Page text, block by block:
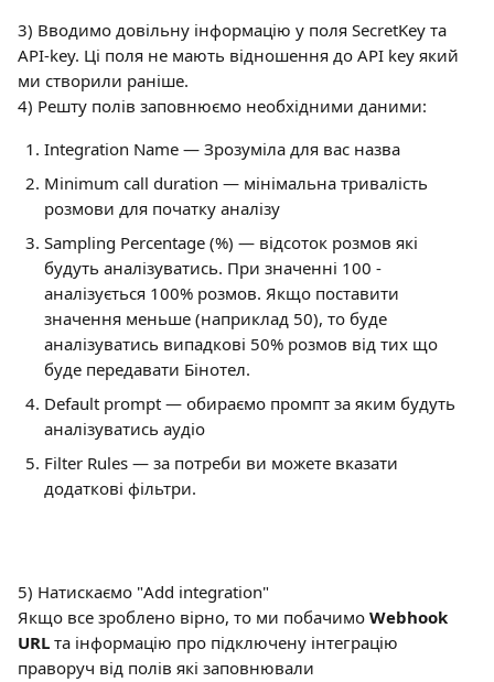
3) Вводимо довільну інформацію у поля SecretKey та
API-key. Ці поля не мають відношення до API key який
ми створили раніше.
4) Решту полів заповнюємо необхідними даними:
Integration Name — Зрозуміла для вас назва
Minimum call duration — мінімальна тривалість
розмови для початку аналізу
Sampling Percentage (%) — відсоток розмов які
будуть аналізуватись. При значенні 100 -
аналізується 100% розмов. Якщо поставити
значення меньше (наприклад 50), то буде
аналізуватись випадкові 50% розмов від тих що
буде передавати Бінотел.
Default prompt — обираємо промпт за яким будуть
аналізуватись аудіо
Filter Rules — за потреби ви можете вказати
додаткові фільтри.
5) Натискаємо "Add integration"
Якщо все зроблено вірно, то ми побачимо Webhook
URL та інформацію про підключену інтеграцію
праворуч від полів які заповнювали